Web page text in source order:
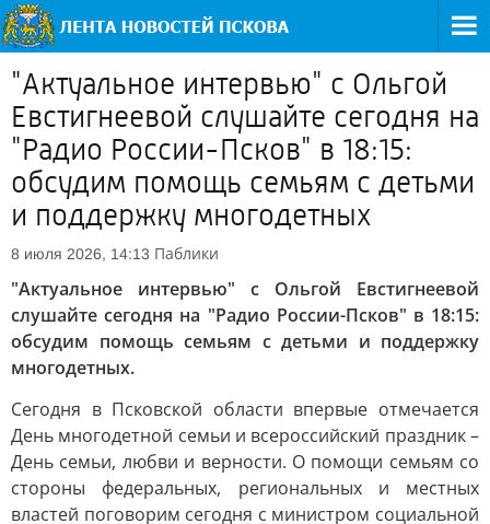
"Актуальное интервью" с Ольгой
Евстигнеевой слушайте сегодня на
"Радио России-Псков" в 18:15:
обсудим помощь семьям с детьми
и поддержку многодетных
8 июля 2026, 14:13 Паблики
"Актуальное интервью" с Ольгой Евстигнеевой
слушайте сегодня на "Радио России-Псков" в 18:15:
обсудим помощь семьям с детьми и поддержку
многодетных.
Сегодня в Псковской области впервые отмечается
День многодетной семьи и всероссийский праздник –
День семьи, любви и верности. О помощи семьям со
стороны федеральных, региональных и местных
властей поговорим сегодня с министром социальной